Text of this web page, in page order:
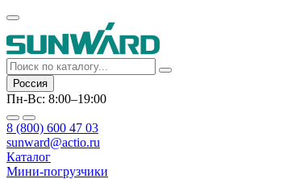
Россия
Пн-Вс: 8:00–19:00
8 (800) 600 47 03
sunward@actio.ru
Каталог
Мини-погрузчики